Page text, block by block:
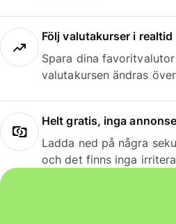
Följ valutakurser i realtid
Spara dina
valutakursen ändras
Helt gratis, inga
Ladda ned på några
och det finns inga